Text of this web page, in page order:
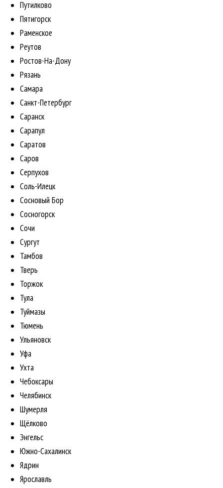
Путилково
Пятигорск
Раменское
Реутов
Ростов-На-Дону
Рязань
Самара
Санкт-Петербург
Саранск
Сарапул
Саратов
Саров
Серпухов
Соль-Илецк
Сосновый Бор
Сосногорск
Сочи
Сургут
Тамбов
Тверь
Торжок
Тула
Туймазы
Тюмень
Ульяновск
Уфа
Ухта
Чебоксары
Челябинск
Шумерля
Щёлково
Энгельс
Южно-Сахалинск
Ядрин
Ярославль